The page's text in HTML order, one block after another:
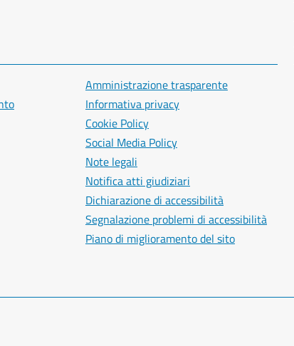
Amministrazione trasparente
Informativa privacy
Cookie Policy
Social Media Policy
Note legali
Notifica atti giudiziari
Dichiarazione di accessibilità
Segnalazione problemi di accessibilità
Piano di miglioramento del sito